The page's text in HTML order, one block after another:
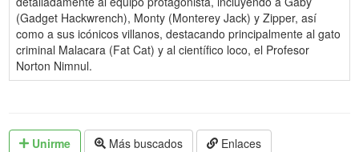
(Gadget Hackwrench), Monty (Monterey Jack) y Zipper, así
como a sus icónicos villanos, destacando principalmente al gato
criminal Malacara (Fat Cat) y al científico loco, el Profesor
Norton Nimnul.
Unirme Más buscados Enlaces